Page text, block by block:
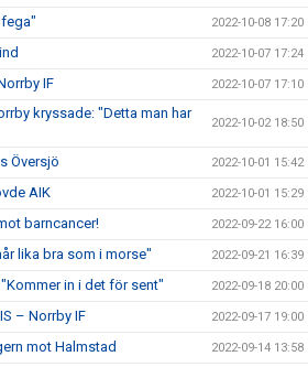
2022-10-08 17:20
2022-10-07 17:24
IF 2022-10-07 17:10
kryssade: "Detta man har
2022-10-02 18:50
Översjö 2022-10-01 15:42
AIK 2022-10-01 15:29
barncancer! 2022-09-22 16:00
lika bra som i morse" 2022-09-21 16:39
in i det för sent" 2022-09-18 20:00
– Norrby IF 2022-09-17 19:00
mot Halmstad 2022-09-14 13:58